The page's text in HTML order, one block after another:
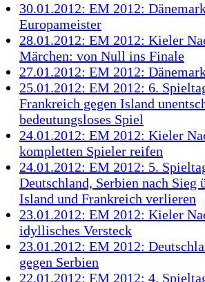
30.01.2012: EM 2012:
Europameister
28.01.2012: EM 2012: Kieler
Märchen: von Null ins Finale
27.01.2012: EM 2012:
25.01.2012: EM 2012: 6.
Frankreich gegen Island
bedeutungsloses Spiel
24.01.2012: EM 2012: Kieler
kompletten Spieler reifen
24.01.2012: EM 2012: 5.
Deutschland, Serbien nach
Island und Frankreich verlieren
23.01.2012: EM 2012: Kieler
idyllisches Versteck
23.01.2012: EM 2012:
gegen Serbien
22.01.2012: EM 2012: 4.